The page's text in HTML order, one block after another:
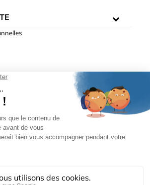
2003-2026. Tous droits réservés